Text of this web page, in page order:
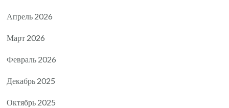
Апрель 2026
Март 2026
Февраль 2026
Декабрь 2025
Октябрь 2025